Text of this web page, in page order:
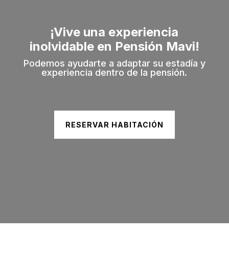
¡Vive una experiencia
inolvidable en Pensión Mavi!
Podemos ayudarte a adaptar su estadía y
experiencia dentro de la pensión.
RESERVAR HABITACIÓN